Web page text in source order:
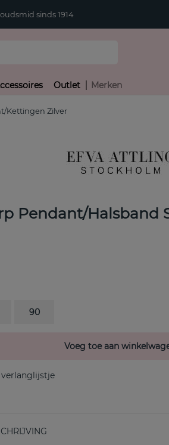
sinds 1914
Outlet Merken
Kettingen Zilver
Pendant/Halsband
90
Voeg toe aan